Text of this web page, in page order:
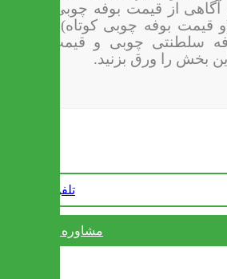
از قیمت بوفه چوبی جدید،
قیمت بوفه چوبی کوتاه)، قیمت
سلطنتی چوبی و قیمت بوفه
بخش را ورق بزنید.
تلفن فروش
مشاوره واتس آپ